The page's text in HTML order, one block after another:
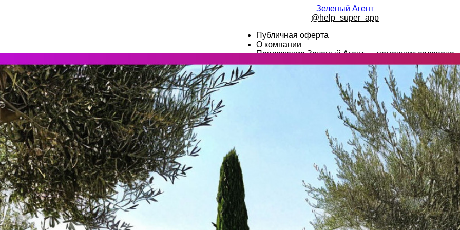
Зеленый Агент
@help_super_app
Публичная оферта
О компании
Приложение Зеленый Агент — помощник садовода
Лучшие растения для сада в средиземноморском стиле